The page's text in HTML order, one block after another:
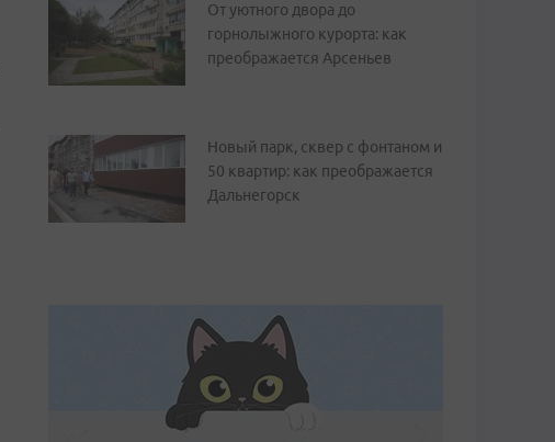
От уютного двора до
горнолыжного курорта: как
преображается Арсеньев
Новый парк, сквер с фонтаном и
50 квартир: как преображается
Дальнегорск